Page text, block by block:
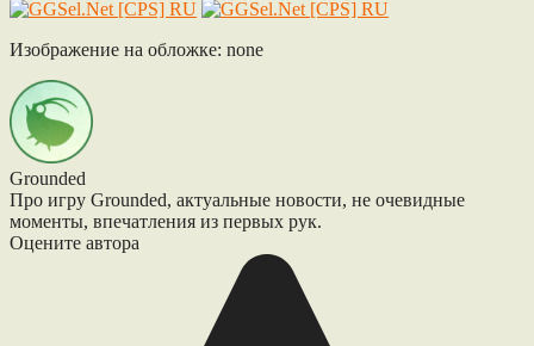
Изображение на обложке: none
Grounded
Про игру Grounded, актуальные новости, не очевидные
моменты, впечатления из первых рук.
Оцените автора